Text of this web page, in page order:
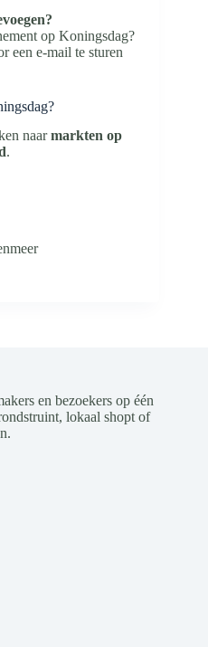
op Koningsdag?
een e-mail te sturen
naarmarkten op
.
en bezoekers op één
lokaal shopt of